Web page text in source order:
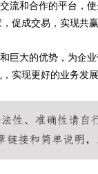
流和合作的平台，
促成交易，实现共
巨大的优势，为企
实现更好的业务发